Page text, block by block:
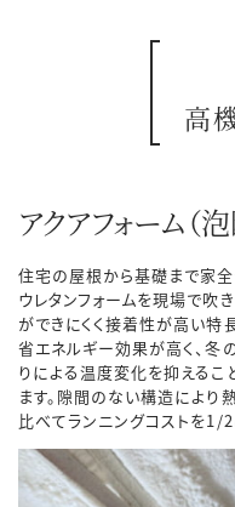
高
アクアフォーム（
住宅の屋根から基礎まで家
ウレタンフォームを現場で吹
ができにくく接着性が高い特
省エネルギー効果が高く、
りによる温度変化を抑えるこ
ます。隙間のない構造により
比べてランニングコストを1/2